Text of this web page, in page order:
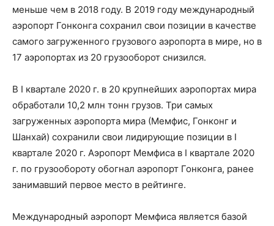
меньше чем в 2018 году. В 2019 году международный
аэропорт Гонконга сохранил свои позиции в качестве
самого загруженного грузового аэропорта в мире, но в
17 аэропортах из 20 грузооборот снизился.
В I квартале 2020 г. в 20 крупнейших аэропортах мира
обработали 10,2 млн тонн грузов. Три самых
загруженных аэропорта мира (Мемфис, Гонконг и
Шанхай) сохранили свои лидирующие позиции в I
квартале 2020 г. Аэропорт Мемфиса в I квартале 2020
г. по грузообороту обогнал аэропорт Гонконга, ранее
занимавший первое место в рейтинге.
Международный аэропорт Мемфиса является базой